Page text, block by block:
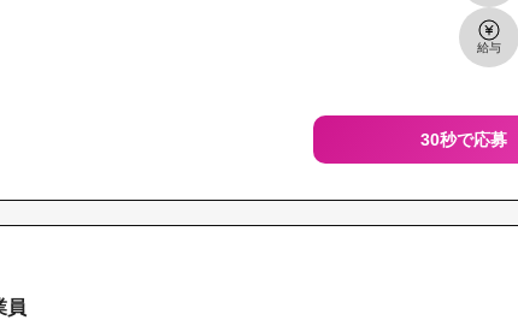
給与
30秒で応募
員